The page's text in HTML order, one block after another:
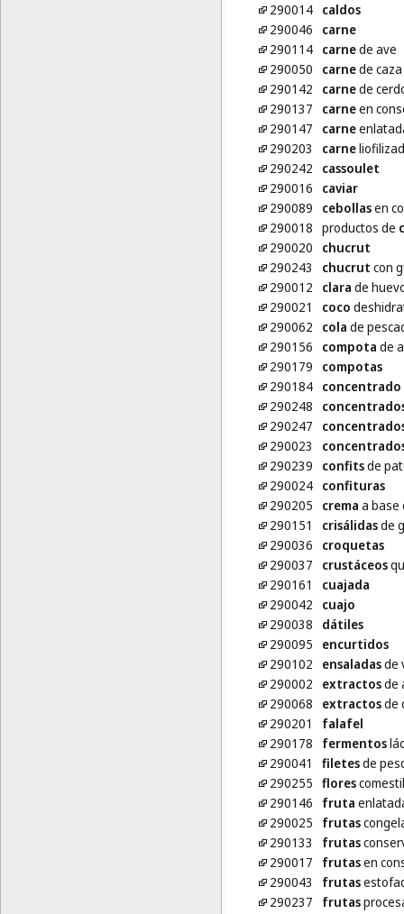
290014 caldos
290046
carne
290114 carnede ave
290050
carnede caza
290142
carnede
290137
carneen
290147
carne
290203
carne
290242
cassoulet
290016
caviar
290089
cebollasen
290018 productos de
290020
chucrut
290243
chucrut con
290012
clara de
290021
coco
290062
cola de
290156
compota de
290179
compotas
290184 concentrado
290248
290247
290023
290239
confitsde
290024 confituras
290205
crema a base
290151
crisálidasde
290036
croquetas
290037
crustáceos
290161
cuajada
290042
cuajo
290038
dátiles
290095
encurtidos
290102
ensaladasde
290002
extractosde
290068
extractosde
290201
falafel
290178
fermentos
290041
filetesde
290255 flores
290146
fruta
290025
frutas
290133
frutas
290017
frutasen
290043
frutas
290237
frutas